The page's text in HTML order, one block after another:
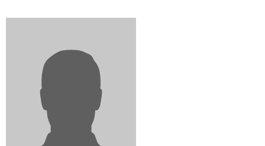
PRO VEŘEJNOST
ADVOKÁTNÍ DENÍK
KONTAKT